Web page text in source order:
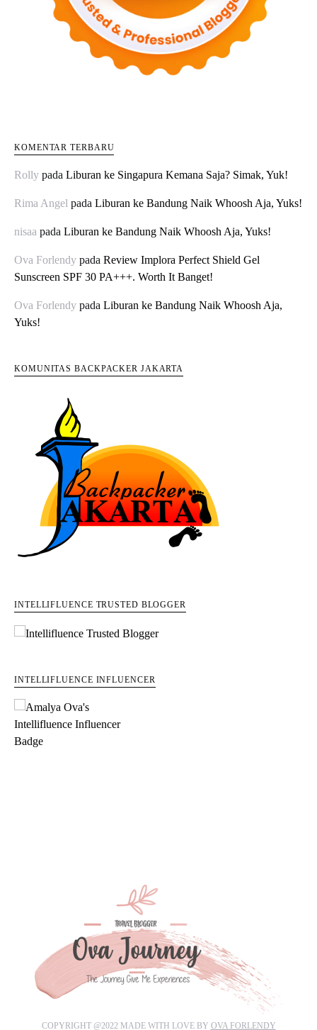
KOMENTAR TERBARU
Rolly pada Liburan ke Singapura Kemana Saja? Simak, Yuk!
Rima Angel pada Liburan ke Bandung Naik Whoosh Aja, Yuks!
nisaa pada Liburan ke Bandung Naik Whoosh Aja, Yuks!
Ova Forlendy pada Review Implora Perfect Shield Gel
Sunscreen SPF 30 PA+++. Worth It Banget!
Ova Forlendy pada Liburan ke Bandung Naik Whoosh Aja,
Yuks!
KOMUNITAS BACKPACKER JAKARTA
INTELLIFLUENCE TRUSTED BLOGGER
INTELLIFLUENCE INFLUENCER
COPYRIGHT @2022 MADE WITH LOVE BY OVA FORLENDY